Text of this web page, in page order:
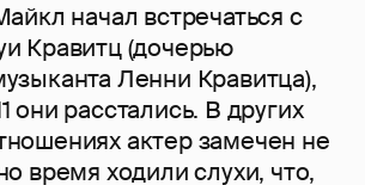
начал встречаться с
Кравитц (дочерью
Ленни Кравитца),
они расстались. В других
актер замечен не
время ходили слухи, что,